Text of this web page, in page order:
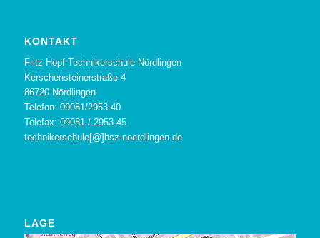
KONTAKT
Fritz-Hopf-Technikerschule Nördlingen
Kerschensteinerstraße 4
86720 Nördlingen
Telefon: 09081/2953-40
Telefax: 09081 / 2953-45
technikerschule[@]bsz-noerdlingen.de
LAGE